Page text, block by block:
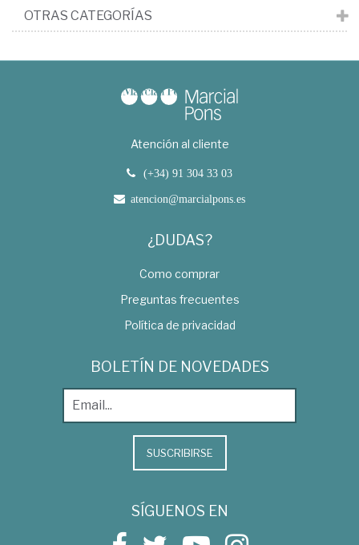
OTRAS CATEGORÍAS
Atención al cliente
(+34) 91 304 33 03
atencion@marcialpons.es
¿DUDAS?
Como comprar
Preguntas frecuentes
Política de privacidad
BOLETÍN DE NOVEDADES
SUSCRIBIRSE
SÍGUENOS EN